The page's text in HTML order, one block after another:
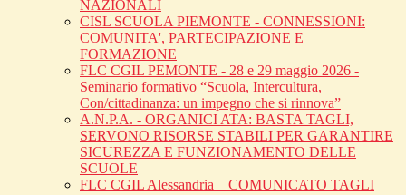
NAZIONALI
CISL SCUOLA PIEMONTE - CONNESSIONI:
COMUNITA', PARTECIPAZIONE E
FORMAZIONE
FLC CGIL PEMONTE - 28 e 29 maggio 2026 -
Seminario formativo “Scuola, Intercultura,
Con/cittadinanza: un impegno che si rinnova”
A.N.P.A. - ORGANICI ATA: BASTA TAGLI,
SERVONO RISORSE STABILI PER GARANTIRE
SICUREZZA E FUNZIONAMENTO DELLE
SCUOLE
FLC CGIL Alessandria _ COMUNICATO TAGLI